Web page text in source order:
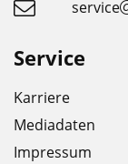
service
Service
Karriere
Mediadaten
Impressum